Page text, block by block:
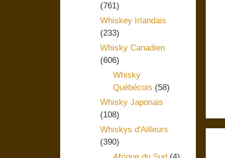
(761)
Whiskey Irlandais
(233)
Whisky Canadien
(606)
Whisky
Québécois (58)
Whisky Japonais
(108)
Whiskys d'Ailleurs
(390)